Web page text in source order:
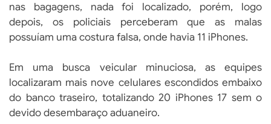
nas bagagens, nada foi localizado, porém, logo
depois, os policiais perceberam que as malas
possuíam uma costura falsa, onde havia 11 iPhones.
Em uma busca veicular minuciosa, as equipes
localizaram mais nove celulares escondidos embaixo
do banco traseiro, totalizando 20 iPhones 17 sem o
devido desembaraço aduaneiro.